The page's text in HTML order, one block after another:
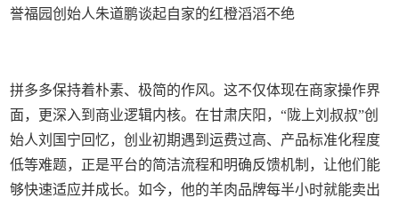
誉福园创始人朱道鹏谈起自家的红橙滔滔不绝
拼多多保持着朴素、极简的作风。这不仅体现在商家操作界
面，更深入到商业逻辑内核。在甘肃庆阳，“陇上刘叔叔”创
始人刘国宁回忆，创业初期遇到运费过高、产品标准化程度
低等难题，正是平台的简洁流程和明确反馈机制，让他们能
够快速适应并成长。如今，他的羊肉品牌每半小时就能卖出